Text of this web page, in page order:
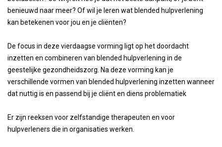
benieuwd naar meer? Of wil je leren wat blended hulpverlening
kan betekenen voor jou en je cliënten?
De focus in deze vierdaagse vorming ligt op het doordacht
inzetten en combineren van blended hulpverlening in de
geestelijke gezondheidszorg. Na deze vorming kan je
verschillende vormen van blended hulpverlening inzetten wanneer
dat nuttig is en passend bij je cliënt en diens problematiek
Er zijn reeksen voor zelfstandige therapeuten en voor
hulpverleners die in organisaties werken.